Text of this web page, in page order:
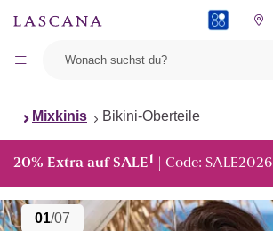
Mixkinis Bikini-Oberteile
20% Extra auf SALE1 | Code: SALE2026
01/07